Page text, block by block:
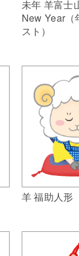
未年 羊富士
New Year（
スト）
羊 福助人形